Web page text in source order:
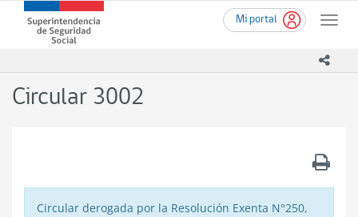
contenido
Mi portal
Toggle
Superintendencia
de
-
Circular 3002
Circular derogada por la Resolución Exenta N°250,